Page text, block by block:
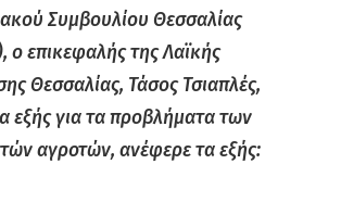
Συμβουλίου Θεσσαλίας
ο επικεφαλής της Λαϊκής
Θεσσαλίας, Τάσος Τσιαπλές,
εξής για τα προβλήματα των
αγροτών, ανέφερε τα εξής: